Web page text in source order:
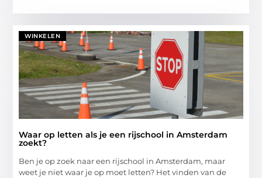
WINKELEN
Waar op letten als je een rijschool in Amsterdam
zoekt?
Ben je op zoek naar een rijschool in Amsterdam, maar
weet je niet waar je op moet letten? Het vinden van de